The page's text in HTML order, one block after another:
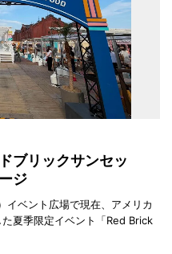
ブリックサンセッ
ジ
イベント広場で現在、アメリカ
夏季限定イベント「Red Brick